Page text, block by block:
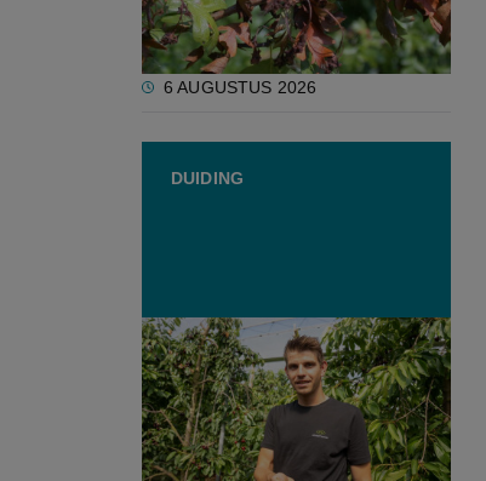
6 AUGUSTUS 2026
DUIDING
Startende kersenteler laat
droom van veehouderij varen:
"Gaat met onzekerheid
gepaard"